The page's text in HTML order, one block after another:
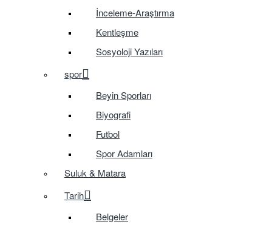
İnceleme-Araştırma
Kentleşme
Sosyoloji Yazıları
spor
Beyin Sporları
Biyografi
Futbol
Spor Adamları
Suluk & Matara
Tarih
Belgeler